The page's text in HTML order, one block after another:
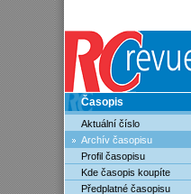
Časopis
Aktuální číslo
Archív časopisu
Profil časopisu
Kde časopis koupíte
Předplatné časopisu